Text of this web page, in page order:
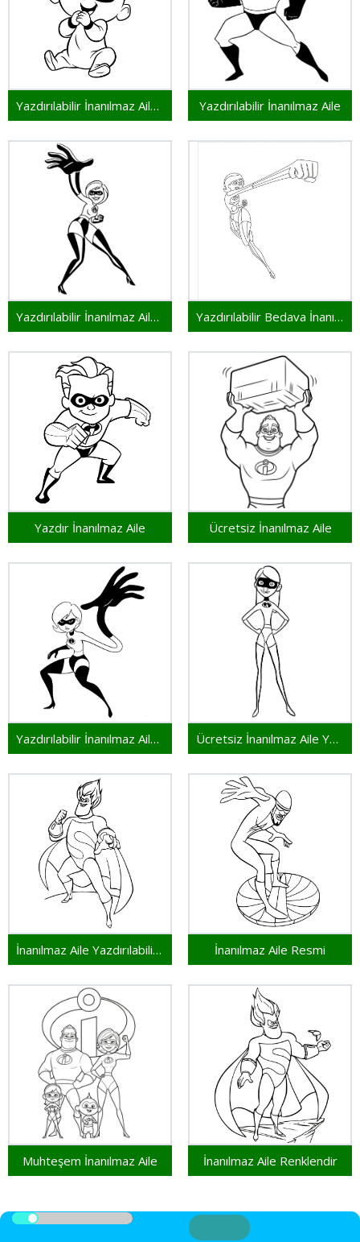
Yazdırılabilir İnanılmaz Aile Resim Yazdırılabilir İnanılmaz Aile
Yazdırılabilir İnanılmaz Aile Bedava Yazdırılabilir Bedava İnanılmaz Aile
Yazdır İnanılmaz Aile Ücretsiz İnanılmaz Aile
Yazdırılabilir İnanılmaz Aile Çocuklar İçin Ücretsiz İnanılmaz Aile Yazdırılabilir
İnanılmaz Aile Yazdırılabilir Resim İnanılmaz Aile Resmi
Muhteşem İnanılmaz Aile İnanılmaz Aile Renklendir